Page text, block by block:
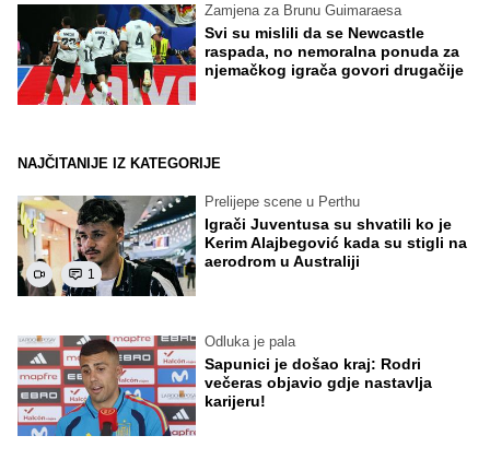
Zamjena za Brunu Guimaraesa
Svi su mislili da se Newcastle
raspada, no nemoralna ponuda za
njemačkog igrača govori drugačije
NAJČITANIJE IZ KATEGORIJE
1
Prelijepe scene u Perthu
Igrači Juventusa su shvatili ko je
Kerim Alajbegović kada su stigli na
aerodrom u Australiji
Odluka je pala
Sapunici je došao kraj: Rodri
večeras objavio gdje nastavlja
karijeru!